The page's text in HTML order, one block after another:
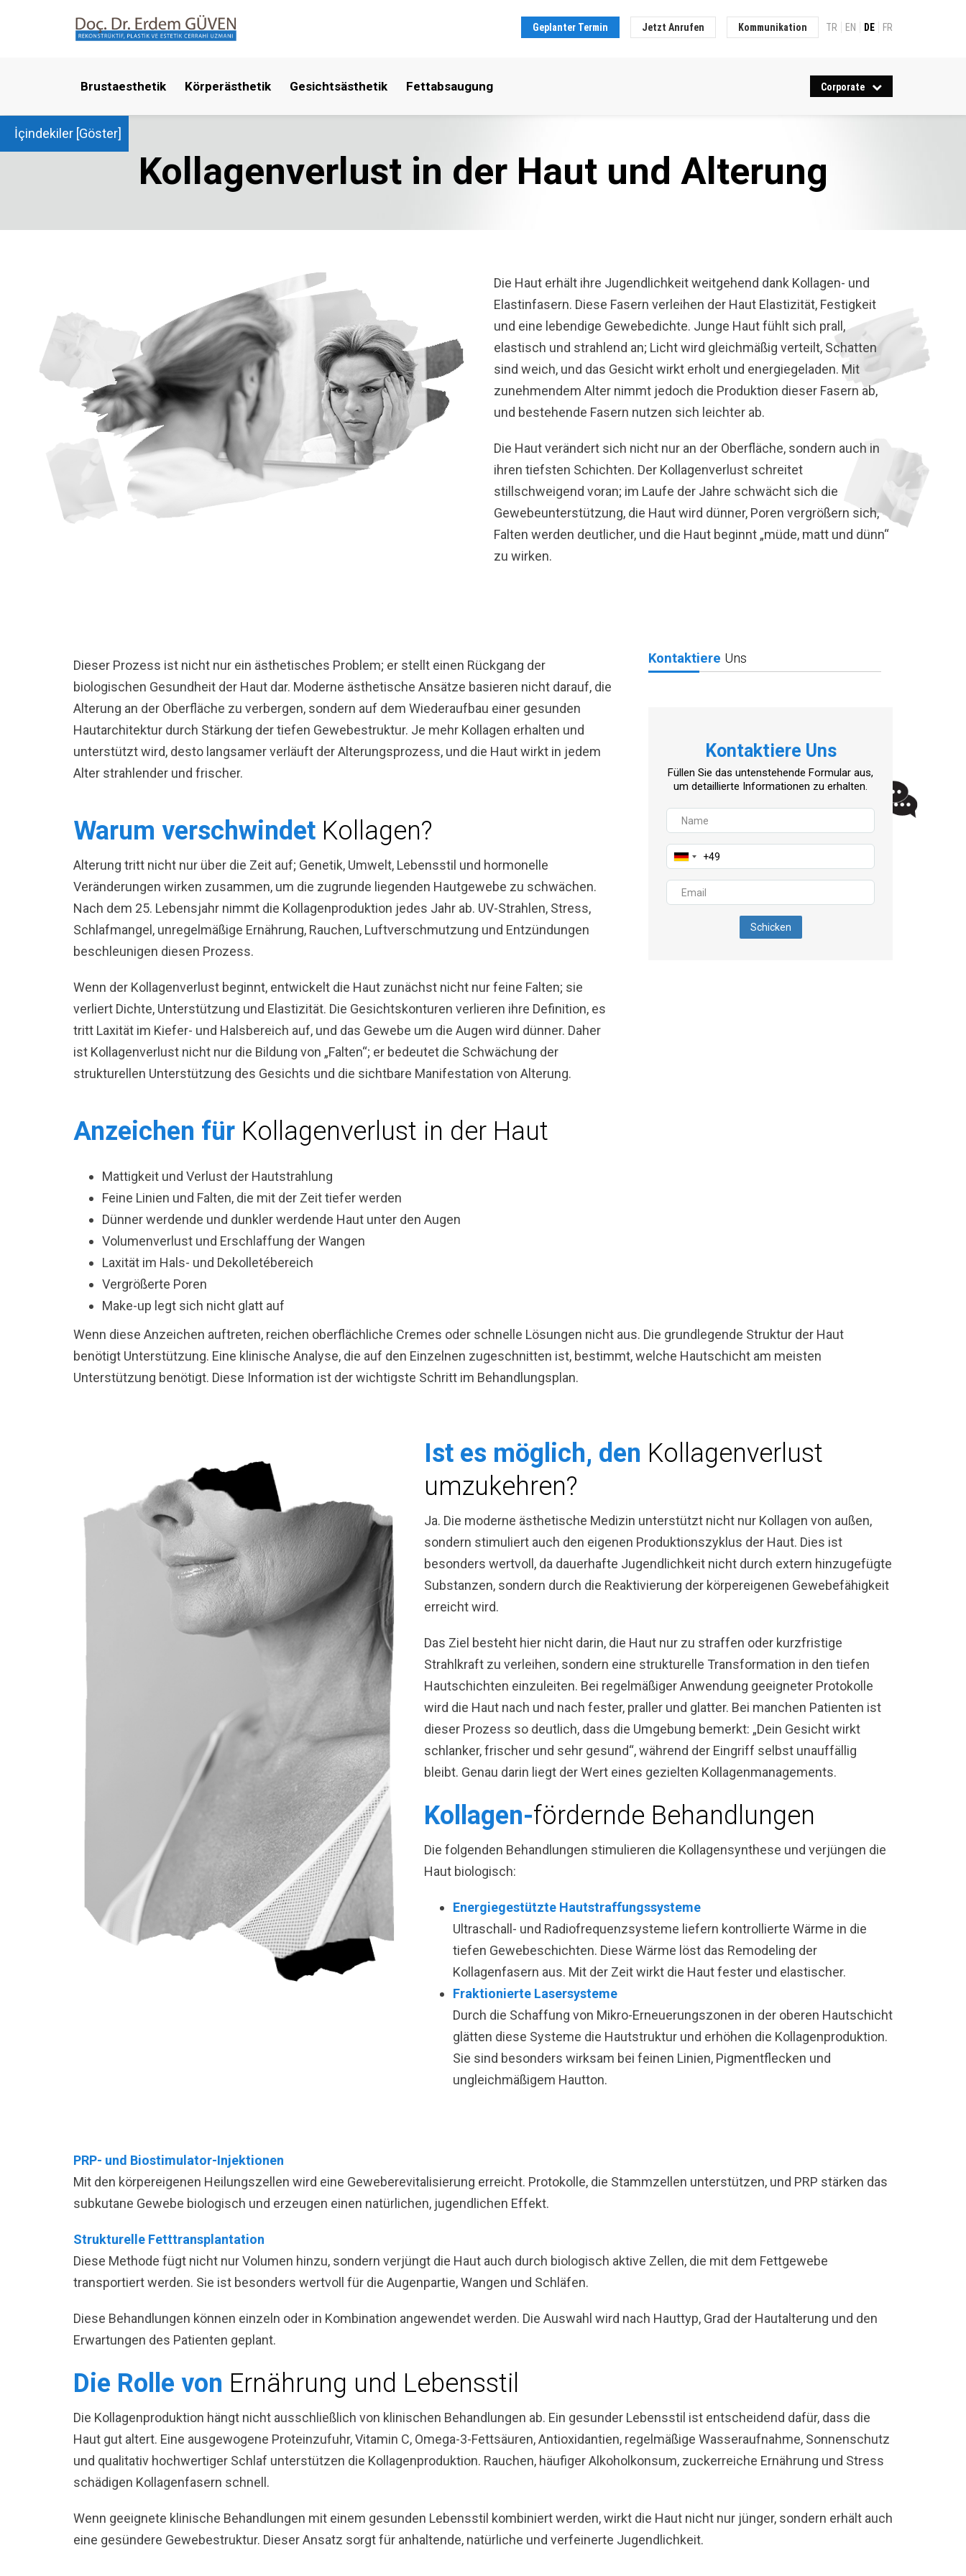
Geplanter Termin Jetzt Anrufen Kommunikation TR EN DE FR
Brustaesthetik Körperästhetik Gesichtsästhetik Fettabsaugung Corporate
Kollagenverlust in der Haut und Alterung
Die Haut erhält ihre Jugendlichkeit weitgehend dank Kollagen- und
Elastinfasern. Diese Fasern verleihen der Haut Elastizität, Festigkeit
und eine lebendige Gewebedichte. Junge Haut fühlt sich prall,
elastisch und strahlend an; Licht wird gleichmäßig verteilt, Schatten
sind weich, und das Gesicht wirkt erholt und energiegeladen. Mit
zunehmendem Alter nimmt jedoch die Produktion dieser Fasern ab,
und bestehende Fasern nutzen sich leichter ab.
Die Haut verändert sich nicht nur an der Oberfläche, sondern auch in
ihren tiefsten Schichten. Der Kollagenverlust schreitet
stillschweigend voran; im Laufe der Jahre schwächt sich die
Gewebeunterstützung, die Haut wird dünner, Poren vergrößern sich,
Falten werden deutlicher, und die Haut beginnt „müde, matt und dünn“
zu wirken.
İçindekiler [Göster]
Dieser Prozess ist nicht nur ein ästhetisches Problem; er stellt einen Rückgang der
biologischen Gesundheit der Haut dar. Moderne ästhetische Ansätze basieren nicht darauf, die
Alterung an der Oberfläche zu verbergen, sondern auf dem Wiederaufbau einer gesunden
Hautarchitektur durch Stärkung der tiefen Gewebestruktur. Je mehr Kollagen erhalten und
unterstützt wird, desto langsamer verläuft der Alterungsprozess, und die Haut wirkt in jedem
Alter strahlender und frischer.
Warum verschwindet Kollagen?
Alterung tritt nicht nur über die Zeit auf; Genetik, Umwelt, Lebensstil und hormonelle
Veränderungen wirken zusammen, um die zugrunde liegenden Hautgewebe zu schwächen.
Nach dem 25. Lebensjahr nimmt die Kollagenproduktion jedes Jahr ab. UV-Strahlen, Stress,
Schlafmangel, unregelmäßige Ernährung, Rauchen, Luftverschmutzung und Entzündungen
beschleunigen diesen Prozess.
Wenn der Kollagenverlust beginnt, entwickelt die Haut zunächst nicht nur feine Falten; sie
verliert Dichte, Unterstützung und Elastizität. Die Gesichtskonturen verlieren ihre Definition, es
tritt Laxität im Kiefer- und Halsbereich auf, und das Gewebe um die Augen wird dünner. Daher
ist Kollagenverlust nicht nur die Bildung von „Falten“; er bedeutet die Schwächung der
strukturellen Unterstützung des Gesichts und die sichtbare Manifestation von Alterung.
Anzeichen für Kollagenverlust in der Haut
Kontaktiere Uns
Kontaktiere Uns
Füllen Sie das untenstehende Formular aus,
um detaillierte Informationen zu erhalten.
Schicken
Mattigkeit und Verlust der Hautstrahlung
Feine Linien und Falten, die mit der Zeit tiefer werden
Dünner werdende und dunkler werdende Haut unter den Augen
Volumenverlust und Erschlaffung der Wangen
Laxität im Hals- und Dekolletébereich
Vergrößerte Poren
Make-up legt sich nicht glatt auf
Wenn diese Anzeichen auftreten, reichen oberflächliche Cremes oder schnelle Lösungen nicht aus. Die grundlegende Struktur der Haut
benötigt Unterstützung. Eine klinische Analyse, die auf den Einzelnen zugeschnitten ist, bestimmt, welche Hautschicht am meisten
Unterstützung benötigt. Diese Information ist der wichtigste Schritt im Behandlungsplan.
Ist es möglich, den Kollagenverlust
umzukehren?
Ja. Die moderne ästhetische Medizin unterstützt nicht nur Kollagen von außen,
sondern stimuliert auch den eigenen Produktionszyklus der Haut. Dies ist
besonders wertvoll, da dauerhafte Jugendlichkeit nicht durch extern hinzugefügte
Substanzen, sondern durch die Reaktivierung der körpereigenen Gewebefähigkeit
erreicht wird.
Das Ziel besteht hier nicht darin, die Haut nur zu straffen oder kurzfristige
Strahlkraft zu verleihen, sondern eine strukturelle Transformation in den tiefen
Hautschichten einzuleiten. Bei regelmäßiger Anwendung geeigneter Protokolle
wird die Haut nach und nach fester, praller und glatter. Bei manchen Patienten ist
dieser Prozess so deutlich, dass die Umgebung bemerkt: „Dein Gesicht wirkt
schlanker, frischer und sehr gesund“, während der Eingriff selbst unauffällig
bleibt. Genau darin liegt der Wert eines gezielten Kollagenmanagements.
Kollagen-fördernde Behandlungen
Die folgenden Behandlungen stimulieren die Kollagensynthese und verjüngen die
Haut biologisch:
Energiegestützte Hautstraffungssysteme
Ultraschall- und Radiofrequenzsysteme liefern kontrollierte Wärme in die
tiefen Gewebeschichten. Diese Wärme löst das Remodeling der
Kollagenfasern aus. Mit der Zeit wirkt die Haut fester und elastischer.
Fraktionierte Lasersysteme
Durch die Schaffung von Mikro-Erneuerungszonen in der oberen Hautschicht
glätten diese Systeme die Hautstruktur und erhöhen die Kollagenproduktion.
Sie sind besonders wirksam bei feinen Linien, Pigmentflecken und
ungleichmäßigem Hautton.
PRP- und Biostimulator-Injektionen
Mit den körpereigenen Heilungszellen wird eine Geweberevitalisierung erreicht. Protokolle, die Stammzellen unterstützen, und PRP stärken das
subkutane Gewebe biologisch und erzeugen einen natürlichen, jugendlichen Effekt.
Strukturelle Fetttransplantation
Diese Methode fügt nicht nur Volumen hinzu, sondern verjüngt die Haut auch durch biologisch aktive Zellen, die mit dem Fettgewebe
transportiert werden. Sie ist besonders wertvoll für die Augenpartie, Wangen und Schläfen.
Diese Behandlungen können einzeln oder in Kombination angewendet werden. Die Auswahl wird nach Hauttyp, Grad der Hautalterung und den
Erwartungen des Patienten geplant.
Die Rolle von Ernährung und Lebensstil
Die Kollagenproduktion hängt nicht ausschließlich von klinischen Behandlungen ab. Ein gesunder Lebensstil ist entscheidend dafür, dass die
Haut gut altert. Eine ausgewogene Proteinzufuhr, Vitamin C, Omega-3-Fettsäuren, Antioxidantien, regelmäßige Wasseraufnahme, Sonnenschutz
und qualitativ hochwertiger Schlaf unterstützen die Kollagenproduktion. Rauchen, häufiger Alkoholkonsum, zuckerreiche Ernährung und Stress
schädigen Kollagenfasern schnell.
Wenn geeignete klinische Behandlungen mit einem gesunden Lebensstil kombiniert werden, wirkt die Haut nicht nur jünger, sondern erhält auch
eine gesündere Gewebestruktur. Dieser Ansatz sorgt für anhaltende, natürliche und verfeinerte Jugendlichkeit.